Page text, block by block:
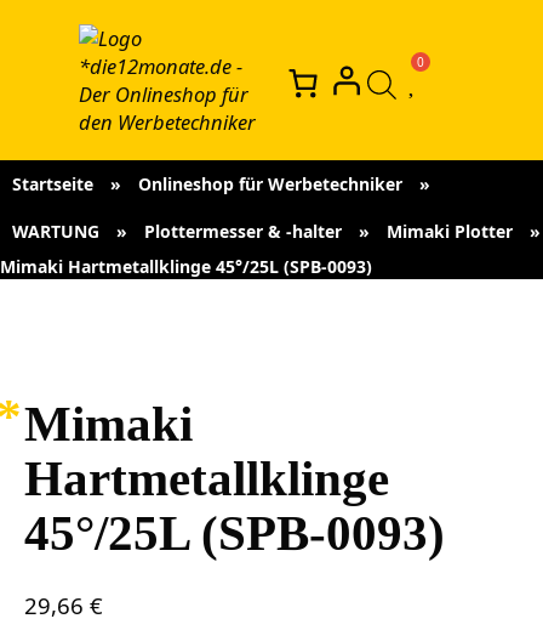
Startseite » Onlineshop für Werbetechniker »
WARTUNG » Plottermesser & -halter » Mimaki Plotter
»
Mimaki Hartmetallklinge 45°/25L (SPB-0093)
Mimaki
Hartmetallklinge
45°/25L (SPB-0093)
29,66 €